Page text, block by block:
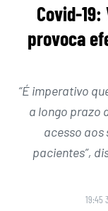
Covid-
provoca
“É imperativo
a longo prazo
acesso aos
pacientes”,
19:45